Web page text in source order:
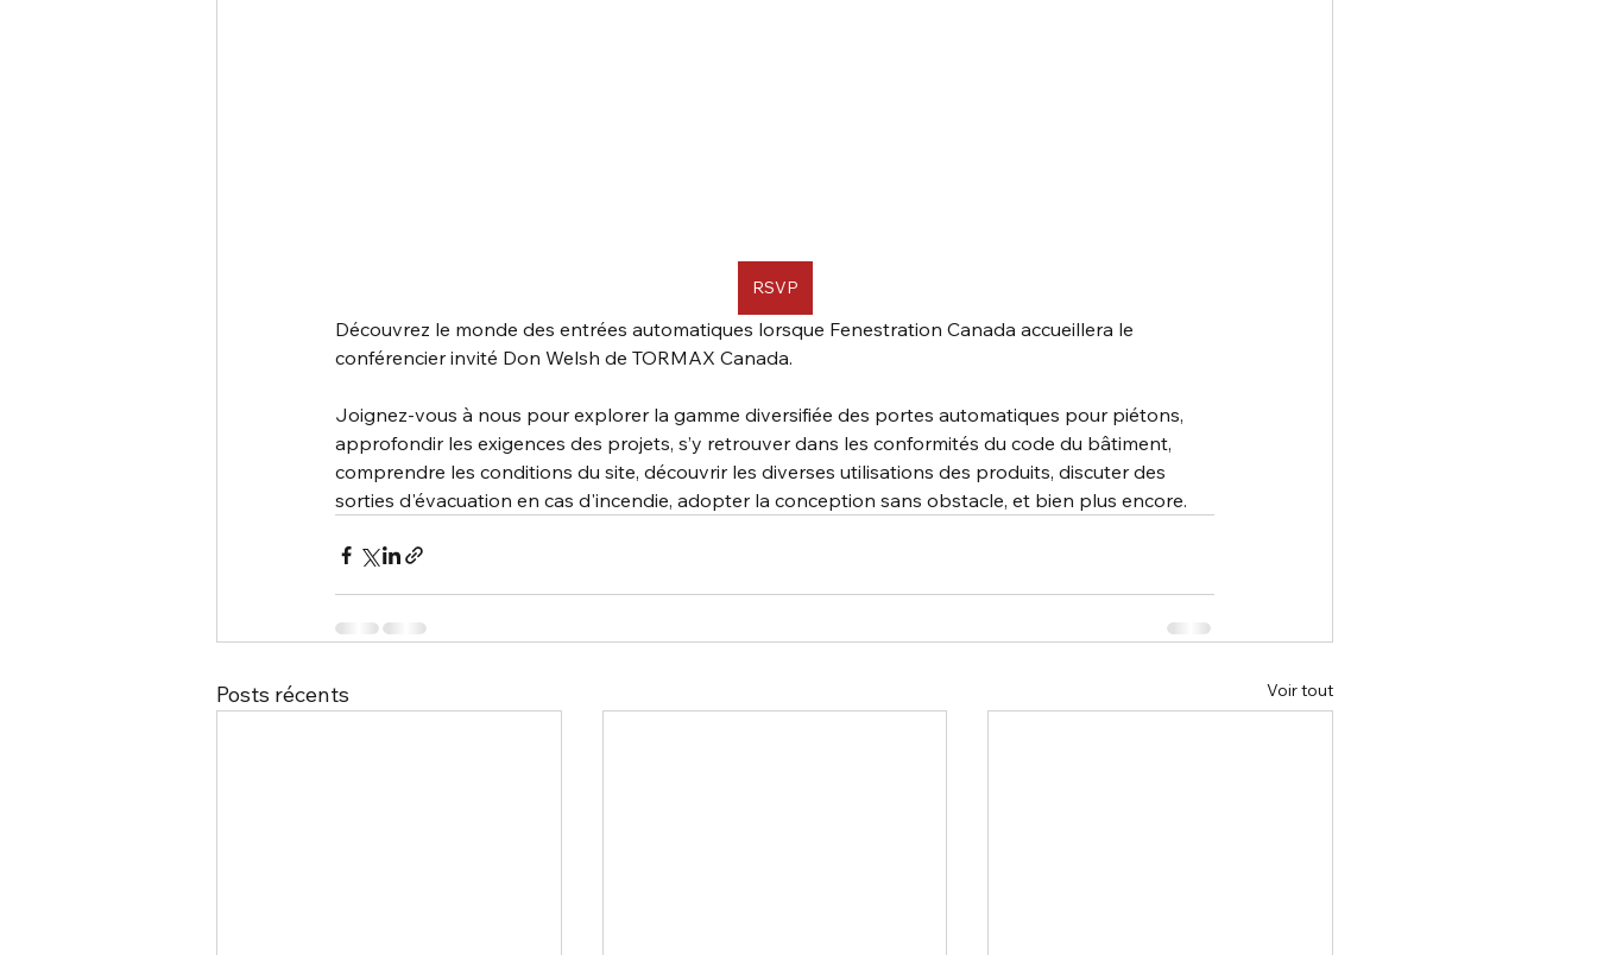
RSVP
Découvrez le monde des entrées automatiques lorsque Fenestration Canada accueillera le
conférencier invité Don Welsh de TORMAX Canada.
Joignez-vous à nous pour explorer la gamme diversifiée des portes automatiques pour piétons,
approfondir les exigences des projets, s’y retrouver dans les conformités du code du bâtiment,
comprendre les conditions du site, découvrir les diverses utilisations des produits, discuter des
sorties d'évacuation en cas d'incendie, adopter la conception sans obstacle, et bien plus encore.
Posts récents Voir tout